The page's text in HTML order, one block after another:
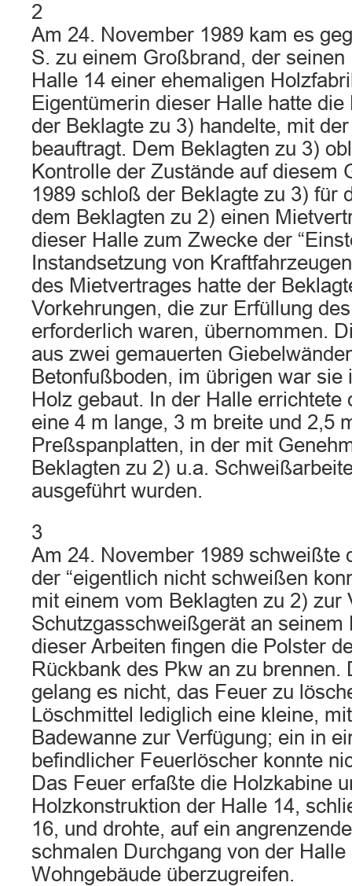
2
Am 24. November 1989 kam es
S. zu einem Großbrand, der
Halle 14 einer ehemaligen
Eigentümerin dieser Halle hatte
der Beklagte zu 3) handelte, mit
beauftragt. Dem Beklagten zu 3)
Kontrolle der Zustände auf diesem
1989 schloß der Beklagte zu 3) für
dem Beklagten zu 2) einen
dieser Halle zum Zwecke der
Instandsetzung von
des Mietvertrages hatte der
Vorkehrungen, die zur Erfüllung
erforderlich waren, übernommen.
aus zwei gemauerten
Betonfußboden, im übrigen war
Holz gebaut. In der Halle errichtete
eine 4 m lange, 3 m breite und 2,5
Preßspanplatten, in der mit
Beklagten zu 2) u.a.
ausgeführt wurden.
3
Am 24. November 1989 schweißte
der “eigentlich nicht schweißen
mit einem vom Beklagten zu 2) zur
Schutzgasschweißgerät an seinem
dieser Arbeiten fingen die Polster
Rückbank des Pkw an zu brennen.
gelang es nicht, das Feuer zu
Löschmittel lediglich eine kleine,
Badewanne zur Verfügung; ein in
befindlicher Feuerlöscher konnte
Das Feuer erfaßte die Holzkabine
Holzkonstruktion der Halle 14,
16, und drohte, auf ein
schmalen Durchgang von der Halle
Wohngebäude überzugreifen.